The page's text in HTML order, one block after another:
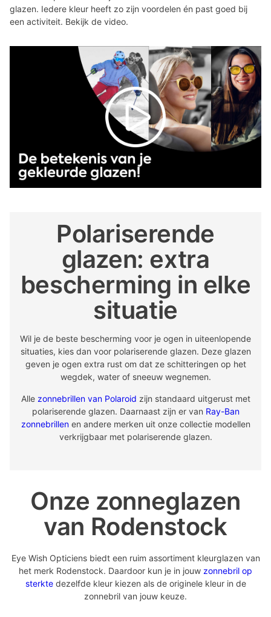
glazen. Iedere kleur heeft zo zijn voordelen én past goed bij
een activiteit. Bekijk de video.
Polariserende
glazen: extra
bescherming in elke
situatie
Wil je de beste bescherming voor je ogen in uiteenlopende
situaties, kies dan voor polariserende glazen. Deze glazen
geven je ogen extra rust om dat ze schitteringen op het
wegdek, water of sneeuw wegnemen.
Alle zonnebrillen van Polaroid zijn standaard uitgerust met
polariserende glazen. Daarnaast zijn er van Ray-Ban
zonnebrillenen andere merken uit onze collectie modellen
verkrijgbaar met polariserende glazen.
Onze zonneglazen
van Rodenstock
Eye Wish Opticiens biedt een ruim assortiment kleurglazen van
het merk Rodenstock. Daardoor kun je in jouw zonnebril op
sterktedezelfde kleur kiezen als de originele kleur in de
zonnebril van jouw keuze.